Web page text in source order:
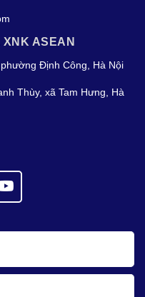
XNK ASEAN
Định Công, Hà Nội
Thùy, xã Tam Hưng, Hà